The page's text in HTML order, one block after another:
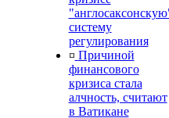
систему
регулирования
¤ Причиной
финансового
кризиса стала
алчность, считают
в Ватикане